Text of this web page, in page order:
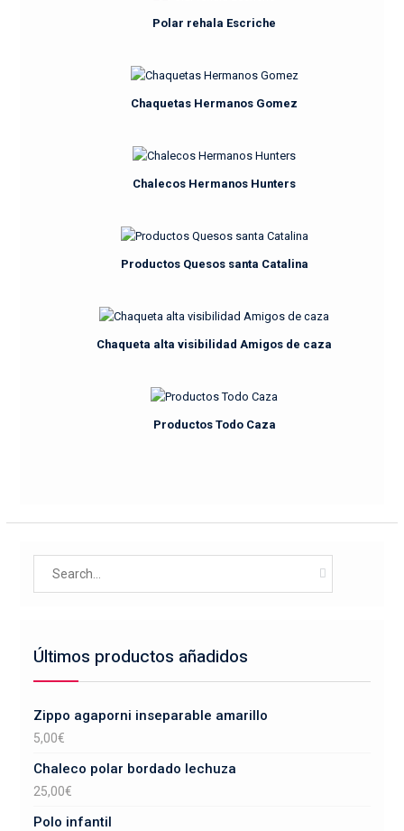
Polar rehala Escriche
Chaquetas Hermanos Gomez
Chalecos Hermanos Hunters
Productos Quesos santa Catalina
Chaqueta alta visibilidad Amigos de caza
Productos Todo Caza
Últimos productos añadidos
Zippo agaporni inseparable amarillo
5,00€
Chaleco polar bordado lechuza
25,00€
Polo infantil